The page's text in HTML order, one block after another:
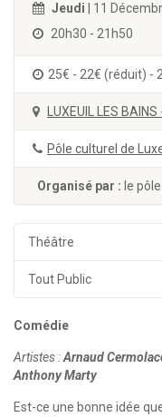
Jeudi | 11
20h30 - 21h50
25€ - 22€ (réduit) -
LUXEUIL LES
Pôle culturel de
Organisé par : le
Théâtre
Tout Public
Comédie
Artistes :Arnaud
Anthony Marty
Est-ce une bonne idée